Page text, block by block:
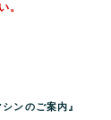
。
ンのご案内』